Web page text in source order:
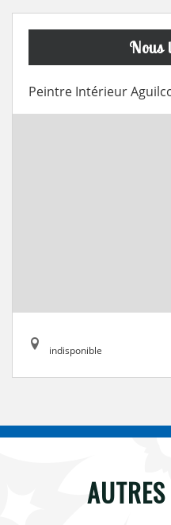
Nous
Peintre Intérieur
indisponible